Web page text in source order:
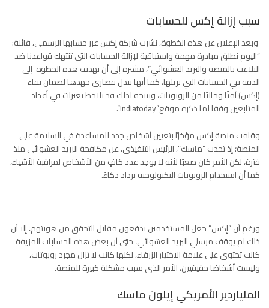
سبب إزالة إكس للحسابات
وبعد الإعلان عن هذه الخطوة، نشرت شركةإكسعبر حسابها الرسمي، قائلة:
“اليوم نطلق مبادرة مهمة واستباقية لإزالة الحسابات التي تنتهك قواعدنا ضد
التلاعب بالمنصة والبريد العشوائي”، مشيرة إلى أن تهدف هذه الخطوة إلى
الدقة في الحسابات التي نزيلها، كما أنها تبذل قصارى جهدها لضمان بقاء
(إكس) آمنًا وخاليًا من الروبوتات، ونتيجة لذلك قد تلاحظ تغيرات في أعداد
المتابعين وفقا لما ذكره موقع”indiatoday
“.
وقامت منصة إكس مؤخرًا بتعيين أشخاص جدد للمساعدة في السلامة على
المنصة؛ إذ تحدث “ماسك”، الرئيس التنفيذي، عن مكافحة البريد العشوائي منذ
فترة، لكن الأمر كان صعبًا لأنه لا يوجد عدد كافٍ من الأشخاص لمراقبة الأشياء،
كما أن استخدام الروبوتات التكنولوجية يزداد ذكاءً.
ورغم أن “إكس” جعل المستخدمين يدفعون مقابل التحقق من هويتهم، إلا أن
ذلك لم يوقف مرسلي البريد العشوائي، حتى أن بعض هذه الحسابات المزيفة
كانت تحتوي على علامة الاختيار الزرقاء، لكنها كانت لا تزال مجرد روبوتات،
وليست أشخاصًا حقيقيين، الأمر الذي سبب مشكلة كبيرة للمنصة.
الملياردير الأمريكي إيلون ماسك